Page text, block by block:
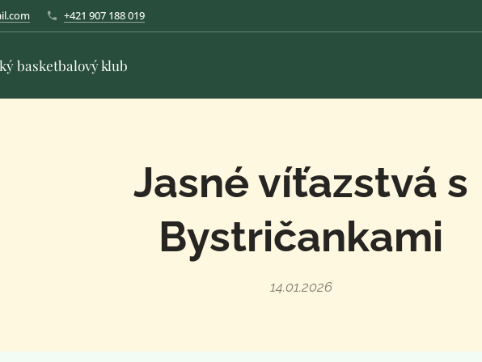
+421 907 188 019
basketbalový klub
Jasné víťazstvá s
Bystričankami
14.01.2026